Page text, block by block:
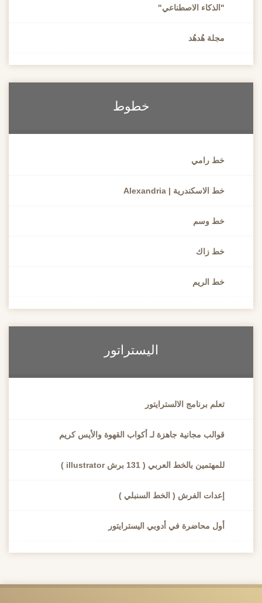
"الذكاء الاصطناعي"
مجلة هُدهُد
خطوط
خط رامي
خط الاسكندرية | Alexandria
خط وسم
خط زاك
خط الريم
اليستراتور
تعلم برنامج الالسترايتور
قوالب مجانية جاهزة لـ أكواب القهوة والأيس كريم
للمهتمين بالخط العربي ( 131 برش illustrator )
إعدات الفرش ( الخط السنبلي )
أول محاضرة في أدوبي اليسترايتور